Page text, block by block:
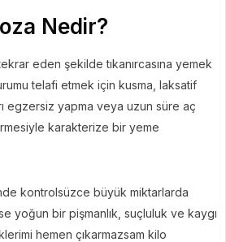
Nedir?
eden şekilde tıkanırcasına yemek
telafi etmek için kusma, laksatif
egzersiz yapma veya uzun süre aç
karakterize bir yeme
kontrolsüzce büyük miktarlarda
yoğun bir pişmanlık, suçluluk ve kaygı
hemen çıkarmazsam kilo